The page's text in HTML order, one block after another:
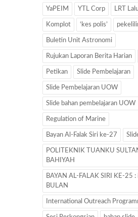
YaPEIM YTL Corp LRT
Komplot ‘kes polis’
Buletin Unit Astronomi
Rujukan Laporan Berita Harian
Petikan Slide Pembelajaran
Slide Pembelajaran UOW
Slide bahan pembelajaran UOW
Regulation of Marine
Bayan Al-Falak Siri ke-27
POLITEKNIK TUANKU
BAHIYAH
BAYAN AL-FALAK SIRI KE-25
BULAN
International Outreach